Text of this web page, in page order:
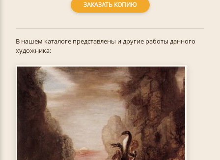
ЗАКАЗАТЬ КОПИЮ
В нашем каталоге представлены и другие работы данного
художника: